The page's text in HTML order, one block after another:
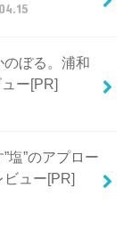
のぼる。浦和
ー[PR]
塩”のアプロー
ュー[PR]